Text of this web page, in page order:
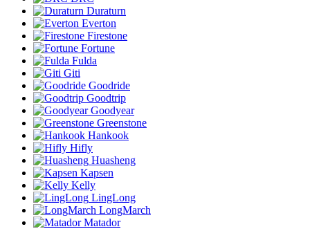
Duraturn
Everton
Firestone
Fortune
Fulda
Giti
Goodride
Goodtrip
Goodyear
Greenstone
Hankook
Hifly
Huasheng
Kapsen
Kelly
LingLong
LongMarch
Matador